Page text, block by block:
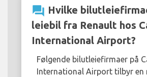
question_answer Hvilke
leiebil fra Renault hos
International Airport?
Følgende bilutleiefirmaer på
International Airport tilbyr en